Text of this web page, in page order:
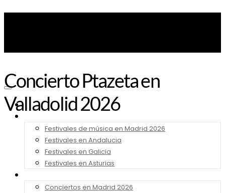
Noticias
Festivales de música en Madrid 2026
Festivales en Andalucia
Festivales en Galicia
Festivales en Asturias
Conciertos en Madrid 2026
Concierto Ptazeta en
Valladolid 2026